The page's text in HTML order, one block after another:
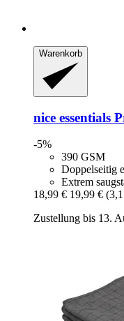
Warenkorb
nice essentials
-5%
390 GSM
Doppelseitig
Extrem
18,99 € 19,99 €
Zustellung bis 13.